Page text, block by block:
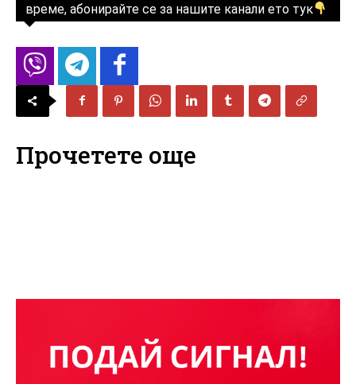
време, абонирайте се за нашите канали ето тук
Прочетете още